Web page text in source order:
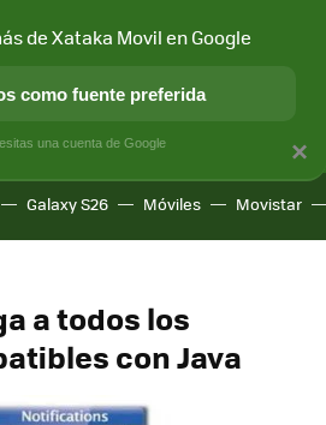
Y SOCIEDAD APLICACIONES
Galaxy S26 Móviles Movistar
a todos los
con Java
×
de Xataka Movil en Google
como fuente preferida
una cuenta de Google